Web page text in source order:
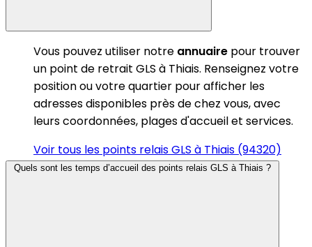
Vous pouvez utiliser notre annuaire pour trouver
un point de retrait GLS à Thiais. Renseignez votre
position ou votre quartier pour afficher les
adresses disponibles près de chez vous, avec
leurs coordonnées, plages d'accueil et services.
Voir tous les points relais GLS à Thiais (94320)
Quels sont les temps d’accueil des points relais GLS à Thiais ?